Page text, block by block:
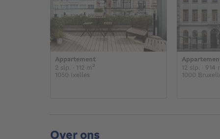
Appartement
€
2 slp. 2 slaapkamers
· 112 m²
1050 Ixelles
€
12 slp. 12
· 914
1000
Over ons